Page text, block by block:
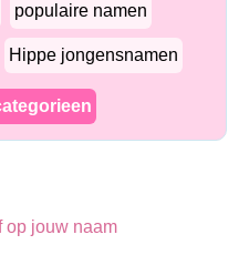
populaire namen
Hippe jongensnamen
op jouw naam